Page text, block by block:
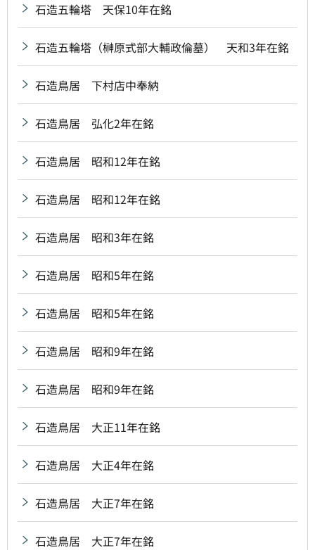
石造五輪塔 天保10年在銘
石造五輪塔（榊原式部大輔政倫墓） 天和3年在銘
石造鳥居 下村店中奉納
石造鳥居 弘化2年在銘
石造鳥居 昭和12年在銘
石造鳥居 昭和12年在銘
石造鳥居 昭和3年在銘
石造鳥居 昭和5年在銘
石造鳥居 昭和5年在銘
石造鳥居 昭和9年在銘
石造鳥居 昭和9年在銘
石造鳥居 大正11年在銘
石造鳥居 大正4年在銘
石造鳥居 大正7年在銘
石造鳥居 大正7年在銘